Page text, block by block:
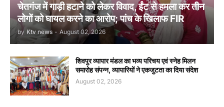
चेतगंज में गाड़ी हटाने को लेकर विवाद, ईंट से हमला कर तीन
लोगों को घायल करने का आरोप; पांच के खिलाफ FIR
by Ktv news - August 02, 2026
शिवपुर व्यापार मंडल का भव्य परिचय एवं स्नेह मिलन
समारोह संपन्न, व्यापारियों ने एकजुटता का दिया संदेश
August 02, 2026